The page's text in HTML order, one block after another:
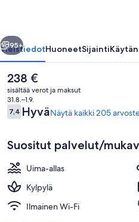
Seuraava
95+
YleistiedotHuoneetSijainti
Nykyinen
hinta
on
238 €
238 €
sisältää verot ja maksut
31.8.–1.9.
Arvostelut
7,47,4 kautta 10.
HyväNäytä kaikki 205
Suositut palvelut/
Uima-allas
Kylpylä
Ilmainen Wi-Fi